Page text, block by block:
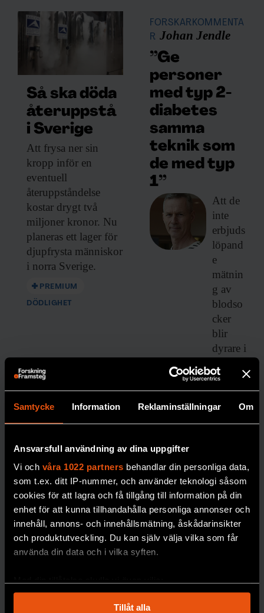
Samtycke Information Reklaminställningar Om
Ansvarsfull användning av dina uppgifter
Vi och våra 1022 partners behandlar din personliga data,
som t.ex. ditt IP-nummer, och använder teknologi såsom
cookies för att lagra och få tillgång till information på din
enhet för att kunna tillhandahålla personliga annonser och
innehåll, annons- och innehållsmätning, åskådarinsikter
och produktutveckling. Du kan själv välja vilka som får
använda din data och i vilka syften.
som kan ha en noggrannhet på upp till flera meter
Tillåt alla
Så ska döda
återuppstå
i Sverige
Att frysa ner sin
kropp inför en
eventuell
återuppståndelse
kostar drygt två
miljoner kronor. Nu
planeras ett lager för
djupfrysta människor
i norra Sverige.
PREMIUM
DÖDLIGHET
FORSKARKOMMENTA
R Johan Jendle
”Ge
personer
med typ 2-
diabetes
samma
teknik som
de med typ
1”
Att de
inte
erbjuds
löpand
e
mätnin
g av
blodso
cker
blir
dyrare i
n,
skriver
forskar
en
DIABETE
S